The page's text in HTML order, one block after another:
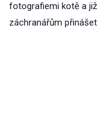
fotografiemi kotě a
záchranářům